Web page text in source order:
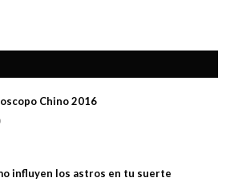
Chino 2016
influyen los astros en tu suerte